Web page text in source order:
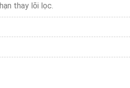
thay lõi lọc.